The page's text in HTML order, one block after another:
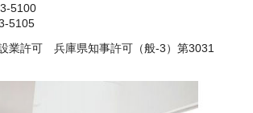
5100
5105
業許可 兵庫県知事許可（般-3）第3031